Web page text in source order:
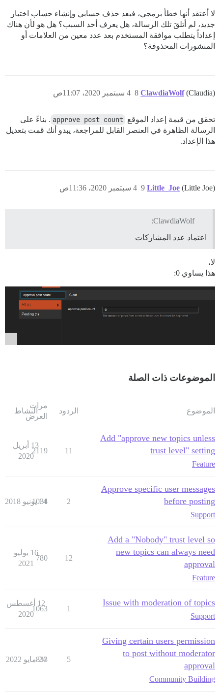
لا أعتقد أنها خطأ برمجي، فبعد حذف حسابي وإنشاء حساب اختبار
جديد، لم أتلقَ تلك الرسالة، هل يعرف أحد السبب؟ هل هو لأن هناك
إعداداً يتطلب موافقة المستخدم بعد عدد معين من العلامات أو
المنشورات المحذوفة؟
ClawdiaWolf (Claudia) 4 سبتمبر 2020، 11:07ص 8
تحقق من قيمة إعداد الموقع approve post count . بناءً على
الرسالة الظاهرة في العنصر القابل للمراجعة، يبدو أنك قمت بتعديل
هذا الإعداد.
Little_Joe (Little Joe) 4 سبتمبر 2020، 11:36ص 9
ClawdiaWolf:
اعتماد عدد المشاركات
لا،
هذا يساوي 0:
الموضوعات ذات الصلة
الموضوع الردود
مرات
العرض
النشاط
Add "approve new topics unless
trust level" setting
Feature
11
2119
13 أبريل
2020
Approve specific user messages
before posting
Support
2
1034
14 يونيو 2018
Add a "Nobody" trust level so
new topics can always need
approval
Feature
12
780
16 يوليو
2021
Issue with moderation of topics
Support
1
1063
12 أغسطس
2020
Giving certain users permission
to post without moderator
approval
Community Building
5
833
24 مايو 2022